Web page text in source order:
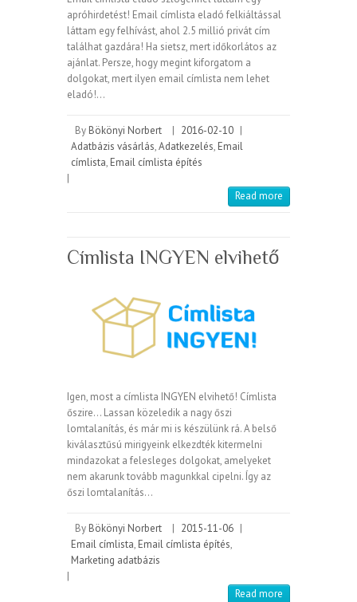
apróhirdetést! Email címlista eladó felkiáltással
láttam egy felhívást, ahol 2.5 millió privát cím
találhat gazdára! Ha sietsz, mert időkorlátos az
ajánlat. Persze, hogy megint kiforgatom a
dolgokat, mert ilyen email címlista nem lehet
eladó!…
By Bökönyi Norbert | 2016-02-10 |
Adatbázis vásárlás,Adatkezelés, Email
címlista, Email címlista építés
|
Read more
Címlista INGYEN elvihető
Igen, most a címlista INGYEN elvihető! Címlista
őszire… Lassan közeledik a nagy őszi
lomtalanítás, és már mi is készülünk rá. A belső
kiválasztűsú mirigyeink elkezdték kitermelni
mindazokat a felesleges dolgokat, amelyeket
nem akarunk tovább magunkkal cipelni. Így az
őszi lomtalanítás…
By Bökönyi Norbert | 2015-11-06 |
Email címlista, Email címlista építés,
Marketing adatbázis
|
Read more